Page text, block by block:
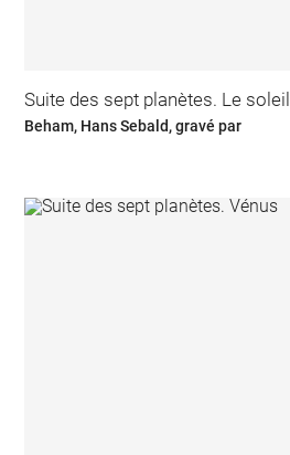
Suite des sept planètes. Le soleil
Beham, Hans Sebald, gravé par